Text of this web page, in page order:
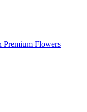
Premium Flowers